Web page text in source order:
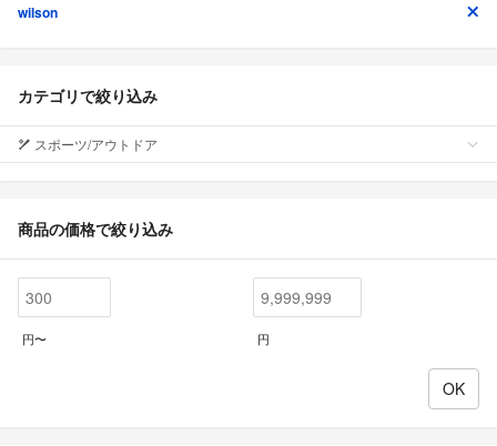
wilson
カテゴリで絞り込み
スポーツ/アウトドア
商品の価格で絞り込み
円〜 円